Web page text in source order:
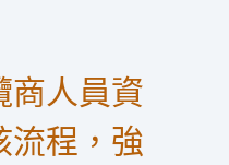
商人員資
流程，強